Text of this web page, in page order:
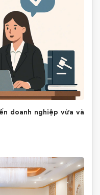
doanh nghiệp vừa và